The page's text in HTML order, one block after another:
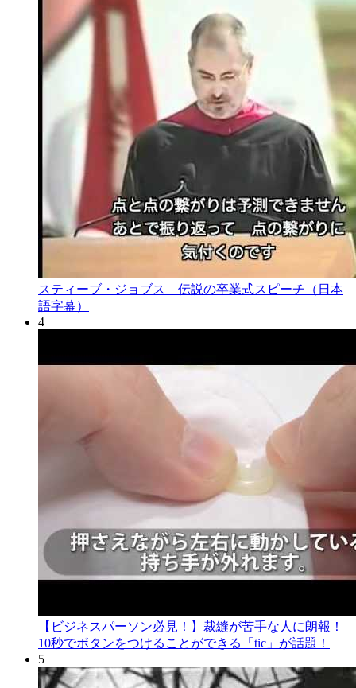
スティーブ・ジョブス 伝説の卒業式スピーチ（日本
語字幕）
4
【ビジネスパーソン必見！】裁縫が苦手な人に朗報！
10秒でボタンをつけることができる「tic」が話題！
5